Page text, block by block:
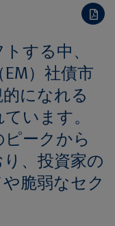
する中、
）社債市
になれる
います。
ークから
、投資家の
脆弱なセク